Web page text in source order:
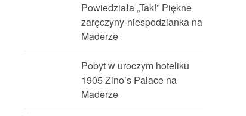
Powiedziała „Tak!” Piękne
zaręczyny-niespodzianka na
Maderze
Pobyt w uroczym hoteliku
1905 Zino’s Palace na
Maderze